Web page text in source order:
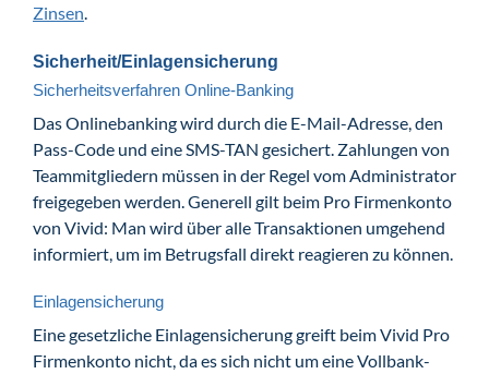
Zinsen
Sicherheit/Einlagensicherung
Sicherheitsverfahren Online-Banking
Das Onlinebanking wird durch die E-Mail-Adresse, den
Pass-Code und eine SMS-TAN gesichert. Zahlungen von
Teammitgliedern müssen in der Regel vom Administrator
freigegeben werden. Generell gilt beim Pro Firmenkonto
von Vivid: Man wird über alle Transaktionen umgehend
informiert, um im Betrugsfall direkt reagieren zu können.
Einlagensicherung
Eine gesetzliche Einlagensicherung greift beim Vivid Pro
Firmenkonto nicht, da es sich nicht um eine Vollbank-